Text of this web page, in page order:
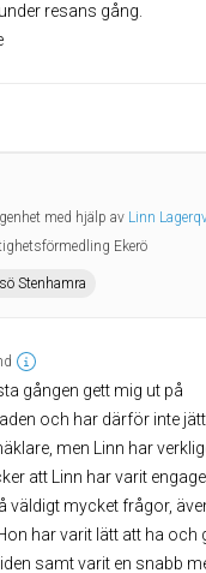
resans gång.
med hjälp av Linn
Ekerö
Stenhamra
gången gett mig ut på
och har därför inte
men Linn har
att Linn har varit
väldigt mycket frågor,
har varit lätt att ha och
samt varit en snabb